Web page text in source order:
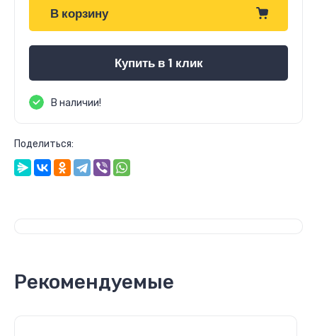
В корзину
Купить в 1 клик
В наличии!
Поделиться:
Рекомендуемые